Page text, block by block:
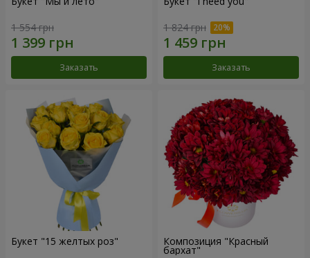
1 554 грн
Заказать
1 824 грн
Заказать
Букет "15 желтых роз" Композиция "Красный
бархат"